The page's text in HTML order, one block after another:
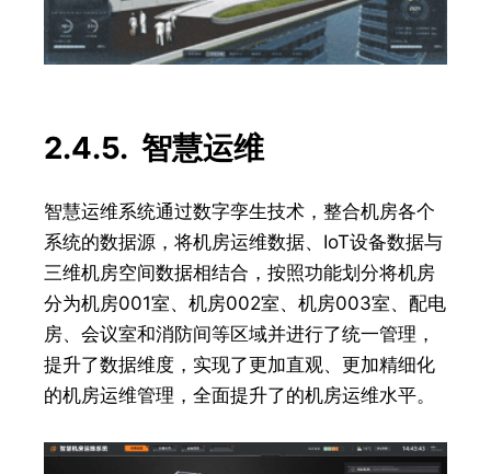
2.4.5. 智慧运维
智慧运维系统通过数字孪生技术，整合机房各个
系统的数据源，将机房运维数据、IoT设备数据与
三维机房空间数据相结合，按照功能划分将机房
分为机房001室、机房002室、机房003室、配电
房、会议室和消防间等区域并进行了统一管理，
提升了数据维度，实现了更加直观、更加精细化
的机房运维管理，全面提升了的机房运维水平。